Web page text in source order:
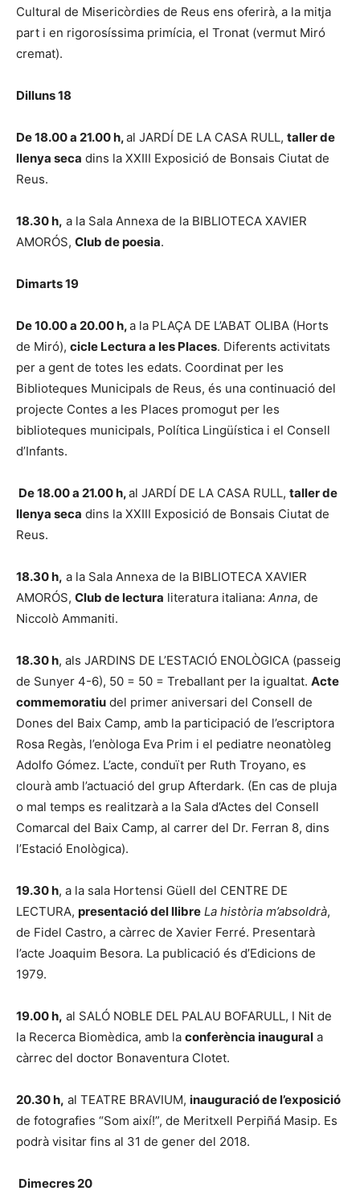
Cultural de Misericòrdies de Reus ens oferirà, a la mitja
part i en rigorosíssima primícia, el Tronat (vermut Miró
cremat).
Dilluns 18
De 18.00 a 21.00 h,al JARDÍ DE LA CASA RULL, taller de
llenya seca dins la XXIII Exposició de Bonsais Ciutat de
Reus.
18.30 h, a la Sala Annexa de la BIBLIOTECA XAVIER
AMORÓS, Club de poesia.
Dimarts 19
De 10.00 a 20.00 h,a la PLAÇA DE L’ABAT OLIBA (Horts
de Miró), cicle Lectura a les Places. Diferents activitats
per a gent de totes les edats. Coordinat per les
Biblioteques Municipals de Reus, és una continuació del
projecte Contes a les Places promogut per les
biblioteques municipals, Política Lingüística i el Consell
d’Infants.
De 18.00 a 21.00 h,al JARDÍ DE LA CASA RULL, taller de
llenya seca dins la XXIII Exposició de Bonsais Ciutat de
Reus.
18.30 h, a la Sala Annexa de la BIBLIOTECA XAVIER
AMORÓS, Club de lectura literatura italiana: Anna, de
Niccolò Ammaniti.
18.30 h, als JARDINS DE L’ESTACIÓ ENOLÒGICA (passeig
de Sunyer 4-6), 50 = 50 = Treballant per la igualtat. Acte
commemoratiu del primer aniversari del Consell de
Dones del Baix Camp, amb la participació de l’escriptora
Rosa Regàs, l’enòloga Eva Prim i el pediatre neonatòleg
Adolfo Gómez. L’acte, conduït per Ruth Troyano, es
clourà amb l’actuació del grup Afterdark. (En cas de pluja
o mal temps es realitzarà a la Sala d’Actes del Consell
Comarcal del Baix Camp, al carrer del Dr. Ferran 8, dins
l’Estació Enològica).
19.30 h, a la sala Hortensi Güell del CENTRE DE
LECTURA, presentació del llibre La història m’absoldrà,
de Fidel Castro, a càrrec de Xavier Ferré. Presentarà
l’acte Joaquim Besora. La publicació és d’Edicions de
1979.
19.00 h, al SALÓ NOBLE DEL PALAU BOFARULL, I Nit de
la Recerca Biomèdica, amb la conferència inaugural a
càrrec del doctor Bonaventura Clotet.
20.30 h, al TEATRE BRAVIUM, inauguració de l’exposició
de fotografies “Som així!”, de Meritxell Perpiñá Masip. Es
podrà visitar fins al 31 de gener del 2018.
Dimecres 20